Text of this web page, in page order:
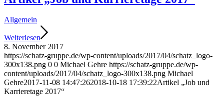
Allgemein
Weiterlesen
8. November 2017
https://schatz-gruppe.de/wp-content/uploads/2017/04/schatz_logo-
300x138.png 0 0 Michael Gehre https://schatz-gruppe.de/wp-
content/uploads/2017/04/schatz_logo-300x138.png Michael
Gehre2017-11-08 14:47:262018-10-18 17:39:22Artikel „Job und
Karrieretage 2017“